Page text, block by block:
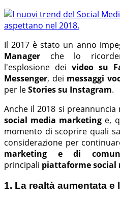
Il 2017 è stato un anno
Manager che lo
l'esplosione dei video su
Messenger, dei messaggi
per leStories su Instagram.
Anche il 2018 si
social media marketing e,
momento di scoprire quali
considerazione per
marketing e di
principali piattaforme social
1. La realtà aumentata